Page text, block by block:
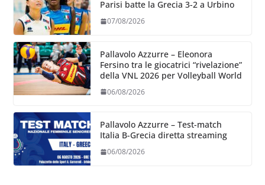
Parisi batte la Grecia 3-2 a Urbino
07/08/2026
Pallavolo Azzurre – Eleonora
Fersino tra le giocatrici “rivelazione”
della VNL 2026 per Volleyball World
06/08/2026
Pallavolo Azzurre – Test-match
Italia B-Grecia diretta streaming
06/08/2026